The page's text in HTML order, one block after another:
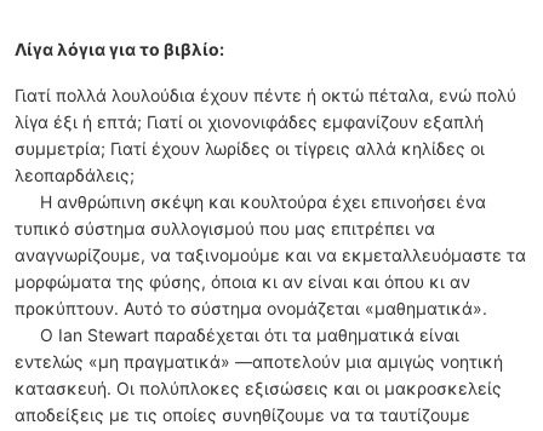
Λίγα λόγια για το βιβλίο:
Γιατί πολλά λουλούδια έχουν πέντε ή οκτώ πέταλα, ενώ πολύ
λίγα έξι ή επτά; Γιατί οι χιονονιφάδες εμφανίζουν εξαπλή
συμμετρία; Γιατί έχουν λωρίδες οι τίγρεις αλλά κηλίδες οι
λεοπαρδάλεις;
Η ανθρώπινη σκέψη και κουλτούρα έχει επινοήσει ένα
τυπικό σύστημα συλλογισμού που μας επιτρέπει να
αναγνωρίζουμε, να ταξινομούμε και να εκμεταλλευόμαστε τα
μορφώματα της φύσης, όποια κι αν είναι και όπου κι αν
προκύπτουν. Αυτό το σύστημα ονομάζεται «μαθηματικά».
Ο Ian Stewart παραδέχεται ότι τα μαθηματικά είναι
εντελώς «μη πραγματικά» —αποτελούν μια αμιγώς νοητική
κατασκευή. Οι πολύπλοκες εξισώσεις και οι μακροσκελείς
αποδείξεις με τις οποίες συνηθίζουμε να τα ταυτίζουμε